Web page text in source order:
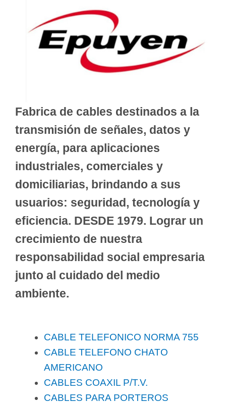
Fabrica de cables destinados a la
transmisión de señales, datos y
energía, para aplicaciones
industriales, comerciales y
domiciliarias, brindando a sus
usuarios: seguridad, tecnología y
eficiencia. DESDE 1979. Lograr un
crecimiento de nuestra
responsabilidad social empresaria
junto al cuidado del medio
ambiente.
CABLE TELEFONICO NORMA 755
CABLE TELEFONO CHATO
AMERICANO
CABLES COAXIL P/T.V.
CABLES PARA PORTEROS